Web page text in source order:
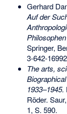
Gerhard
Auf der
Springer,
3-642-
The arts,
1933–1945.
Röder.
1, S. 590.